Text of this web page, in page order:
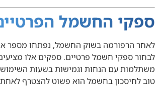
ספקי החשמל
לאחר הרפורמה בשוק החשמל, נפתחו מספר
לבחור ספקי חשמל פרטיים. ספקים אלו
משתלמות עם הנחות וגמישות בשעות
טוב לחיסכון בחשמל הוא פשוט להצטרף